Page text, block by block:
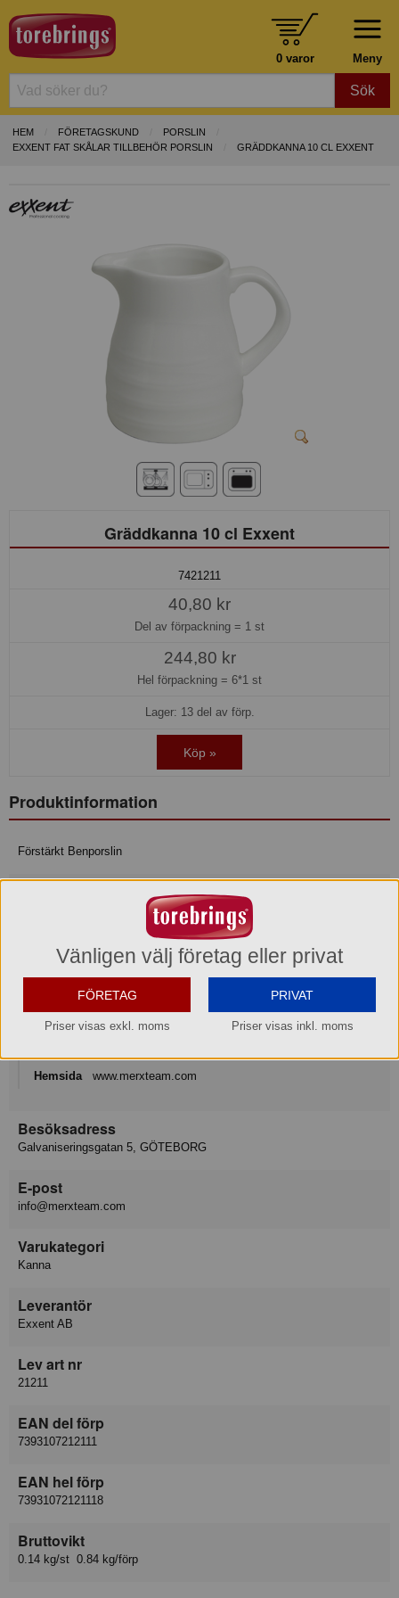
Meny
0 varor
Sök
HEM FÖRETAGSKUND
PORSLIN
EXXENT FAT SKÅLAR TILLBEHÖR PORSLIN
GRÄDDKANNA 10 CL EXXENT
Gräddkanna 10 cl Exxent
7421211
40,80 kr
Del av förpackning = 1 st
244,80 kr
Hel förpackning = 6*1 st
Lager: 13 del av förp.
Köp »
Produktinformation
Förstärkt Benporslin
Varumärke
Konsumentkontakt
Merx Team AB
Hemsida
www.merxteam.com
Besöksadress
Galvaniseringsgatan 5, GÖTEBORG
E-post
info@merxteam.com
Varukategori
Kanna
Leverantör
Exxent AB
Lev art nr
21211
EAN del förp
7393107212111
EAN hel förp
73931072121118
Bruttovikt
0.14 kg/st 0.84 kg/förp
Vänligen välj företag eller privat
FÖRETAG
Priser visas exkl. moms
PRIVAT
Priser visas inkl. moms